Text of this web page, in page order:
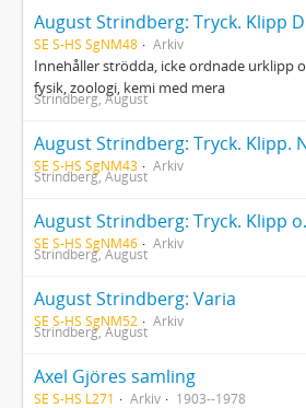
SE S-HS SgNM48 Arkiv
Innehåller strödda, icke ordnade urklipp
fysik, zoologi, kemi med mera
Strindberg, August
August Strindberg: Tryck. Klipp.
SE S-HS SgNM43 Arkiv
Strindberg, August
SE S-HS SgNM46 Arkiv
Strindberg, August
August Strindberg: Varia
SE S-HS SgNM52 Arkiv
Strindberg, August
Axel Gjöres samling
SE S-HS L271 Arkiv 1903--1978